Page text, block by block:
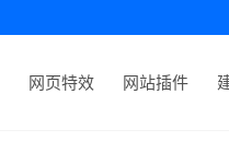
网页特效 网站插件